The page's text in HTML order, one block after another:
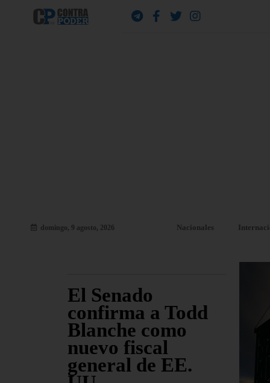
domingo, 9 agosto, 2026 Nacionales
El Senado
confirma a Todd
Blanche como
nuevo fiscal
general de EE.